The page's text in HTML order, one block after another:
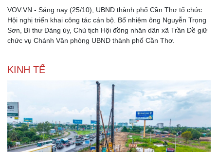
VOV.VN - Sáng nay (25/10), UBND thành phố Cần Thơ tổ chức
Hội nghị triển khai công tác cán bộ. Bổ nhiệm ông Nguyễn Trọng
Sơn, Bí thư Đảng ủy, Chủ tịch Hội đồng nhân dân xã Trần Đề giữ
chức vụ Chánh Văn phòng UBND thành phố Cần Thơ.
KINH TẾ